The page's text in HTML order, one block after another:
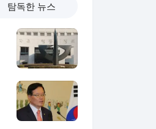
탐독한 뉴스